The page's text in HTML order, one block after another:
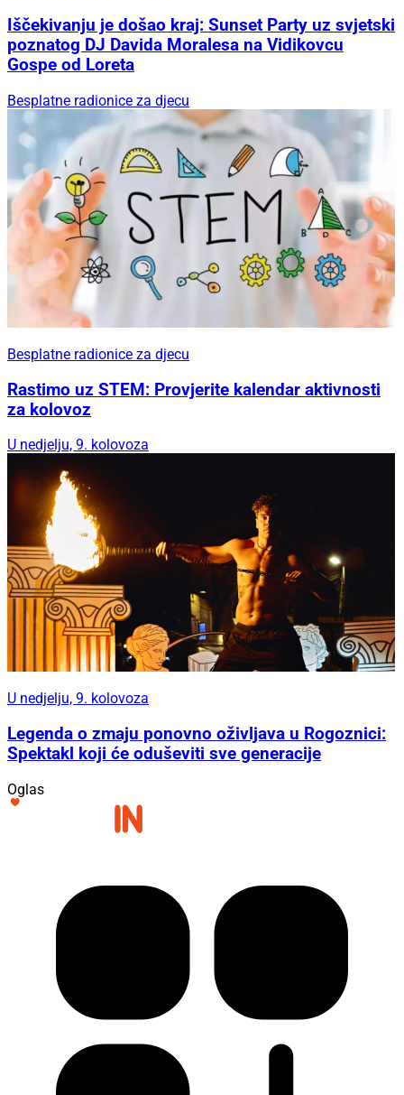
Iščekivanju je došao kraj: Sunset Party uz svjetski
poznatog DJ Davida Moralesa na Vidikovcu
Gospe od Loreta
Besplatne radionice za djecu
Besplatne radionice za djecu
Rastimo uz STEM: Provjerite kalendar aktivnosti
za kolovoz
U nedjelju, 9. kolovoza
U nedjelju, 9. kolovoza
Legenda o zmaju ponovno oživljava u Rogoznici:
Spektakl koji će oduševiti sve generacije
Oglas